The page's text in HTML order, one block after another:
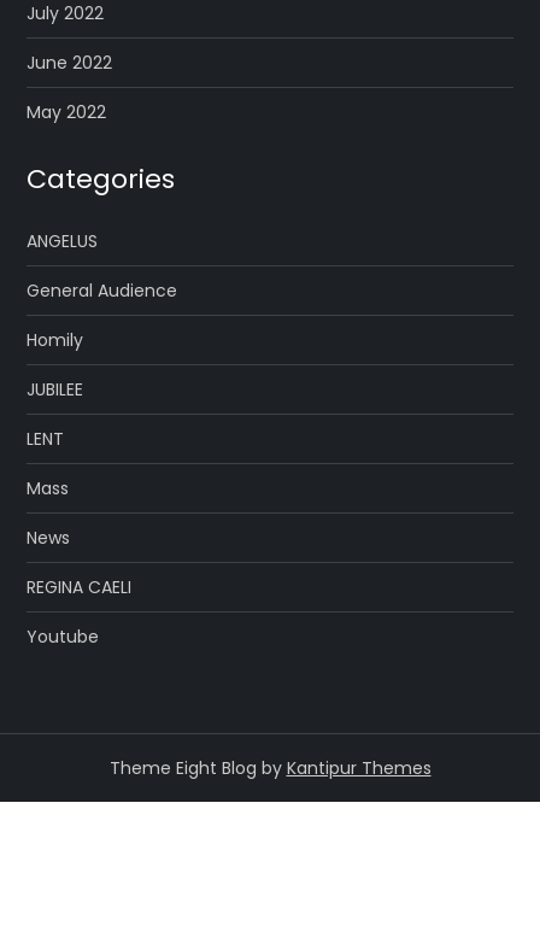
July 2022
June 2022
May 2022
Categories
ANGELUS
General Audience
Homily
JUBILEE
LENT
Mass
News
REGINA CAELI
Youtube
Theme Eight Blog by Kantipur Themes